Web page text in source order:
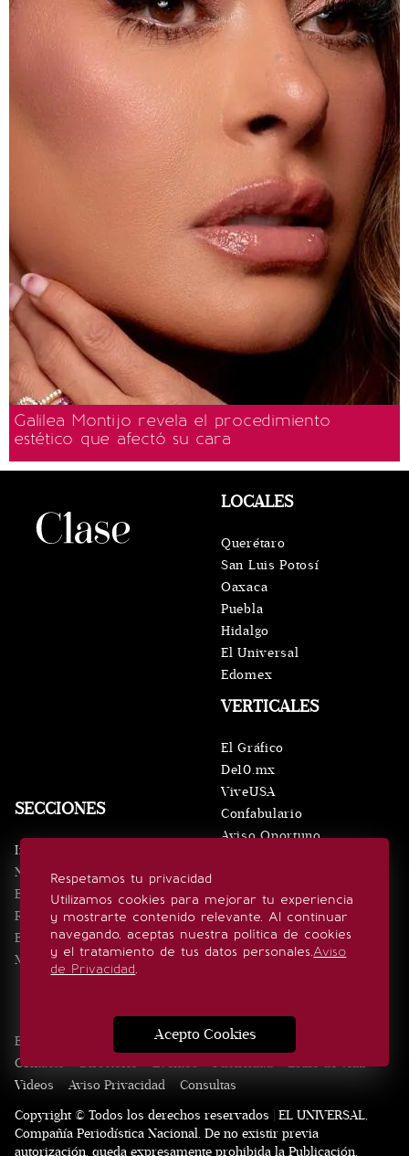
Galilea Montijo revela el procedimiento
estético que afectó su cara
Respetamos tu privacidad
Utilizamos cookies para mejorar tu experiencia
y mostrarte contenido relevante. Al continuar
navegando, aceptas nuestra política de cookies
y el tratamiento de tus datos personales.Aviso
de Privacidad.
Acepto Cookies
SECCIONES
Inicio
Noticias
Eventos
Realeza
Estilo de vida
Minuto x Minuto
VERTICALES
El Gráfico
De10.mx
ViveUSA
Confabulario
Aviso Oportuno
LOCALES
Querétaro
San Luis Potosí
Oaxaca
Puebla
Hidalgo
El Universal
Edomex
SÍGUENOS
Edición Impresa Noticias Quiénes somos
Contacto
Directorio Eventos Publicidad
Estilo de vida
Videos
Aviso Privacidad
Consultas
Copyright © Todos los derechos reservados | EL UNIVERSAL,
Compañía Periodística Nacional. De no existir previa
autorización, queda expresamente prohibida la Publicación,